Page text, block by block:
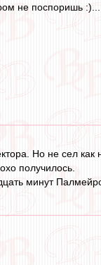
не поспоришь :)...
Но не сел как
получилось.
минут